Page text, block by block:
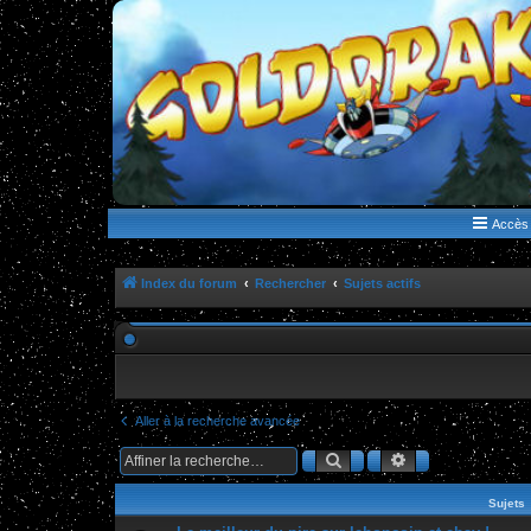
WWW.GOLDORAKGO.COM
le site de la Lune Rouge
Accès
Index du forum Rechercher Sujets actifs
Aller à la recherche avancée
RechercherRecherche
Sujets